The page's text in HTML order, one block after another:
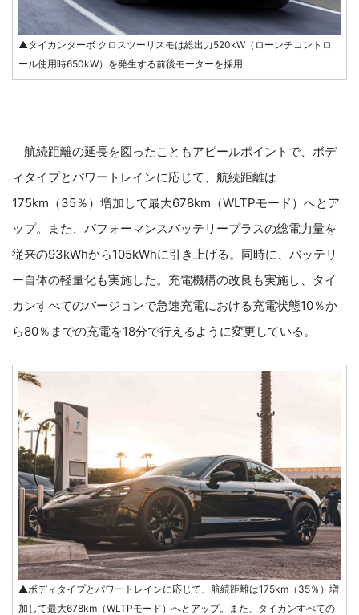
▲タイカンターボ クロスツーリスモは総出力520kW（ローンチコントロ
ール使用時650kW）を発生する前後モーターを採用
航続距離の延長を図ったこともアピールポイントで、ボデ
ィタイプとパワートレインに応じて、航続距離は
175km（35％）増加して最大678km（WLTPモード）へとア
ップ。また、パフォーマンスバッテリープラスの総電力量を
従来の93kWhから105kWhに引き上げる。同時に、バッテリ
ー自体の軽量化も実施した。充電機構の改良も実施し、タイ
カンすべてのバージョンで急速充電における充電状態10％か
ら80％までの充電を18分で行えるように変更している。
▲ボディタイプとパワートレインに応じて、航続距離は175km（35％）増
加して最大678km（WLTPモード）へとアップ。また、タイカンすべての